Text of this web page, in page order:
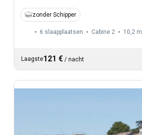
zonder Schipper
6 slaapplaatsen Cabine 2 10,2 m
Laagste121 € / nacht